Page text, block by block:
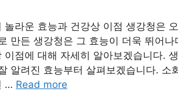
놀라운 효능과 건강상 이점 생강청은
만든 생강청은 그 효능이 더욱 뛰어
이점에 대해 자세히 알아보겠습니다.
알려진 효능부터 살펴보겠습니다.
… Read more